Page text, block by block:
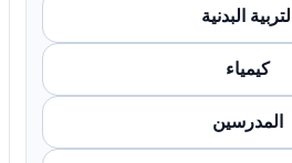
التربية البدنية
كيمياء
المدرسين